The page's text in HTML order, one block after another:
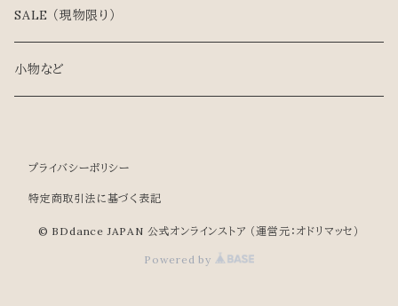
ラテン
ティーチャーズ
スタンダード
ラテン
SALE （現物限り）
小物など
プライバシーポリシー
特定商取引法に基づく表記
© BDdance JAPAN 公式オンラインストア （運営元：オドリマッセ）
Powered by